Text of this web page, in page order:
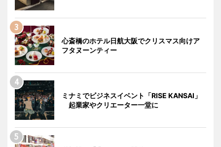
心斎橋のホテル日航大阪でクリスマス向けア
フタヌーンティー
ミナミでビジネスイベント「RISE KANSAI」
起業家やクリエーター一堂に